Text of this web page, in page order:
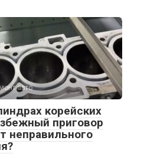
авто
корейских
приговор
неправильного